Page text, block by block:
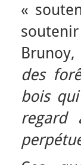
«
des
bois
regard